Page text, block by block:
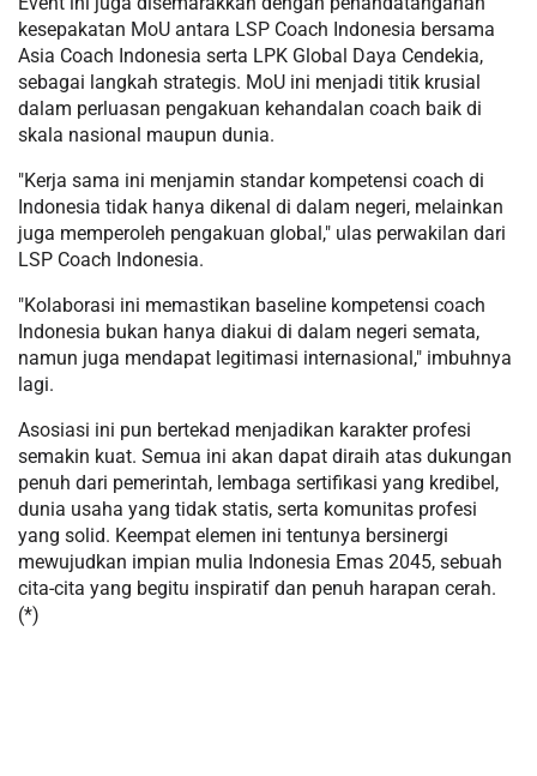
kesepakatan MoU antara LSP Coach Indonesia bersama
Asia Coach Indonesia serta LPK Global Daya Cendekia,
sebagai langkah strategis. MoU ini menjadi titik krusial
dalam perluasan pengakuan kehandalan coach baik di
skala nasional maupun dunia.
"Kerja sama ini menjamin standar kompetensi coach di
Indonesia tidak hanya dikenal di dalam negeri, melainkan
juga memperoleh pengakuan global," ulas perwakilan dari
LSP Coach Indonesia.
"Kolaborasi ini memastikan baseline kompetensi coach
Indonesia bukan hanya diakui di dalam negeri semata,
namun juga mendapat legitimasi internasional," imbuhnya
lagi.
Asosiasi ini pun bertekad menjadikan karakter profesi
semakin kuat. Semua ini akan dapat diraih atas dukungan
penuh dari pemerintah, lembaga sertifikasi yang kredibel,
dunia usaha yang tidak statis, serta komunitas profesi
yang solid. Keempat elemen ini tentunya bersinergi
mewujudkan impian mulia Indonesia Emas 2045, sebuah
cita-cita yang begitu inspiratif dan penuh harapan cerah.
(*)